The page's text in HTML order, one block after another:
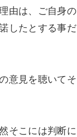
由は、ご自身の
したとする事だ
意見を聴いてそ
そこには判断に